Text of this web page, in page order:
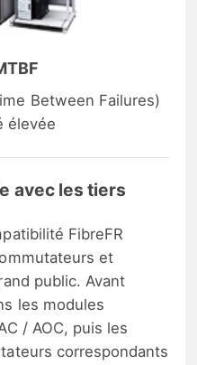
Between Failures)
élevée
avec les tiers
FibreFR
et
public. Avant
les modules
/ AOC, puis les
correspondants